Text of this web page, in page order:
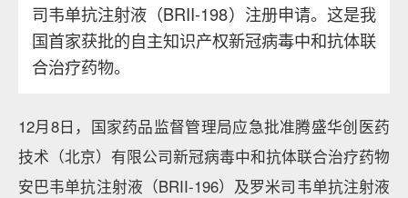
司韦单抗注射液（BRII-198）注册申请。这是我
国首家获批的自主知识产权新冠病毒中和抗体联
合治疗药物。
12月8日，国家药品监督管理局应急批准腾盛华创医药
技术（北京）有限公司新冠病毒中和抗体联合治疗药物
安巴韦单抗注射液（BRII-196）及罗米司韦单抗注射液